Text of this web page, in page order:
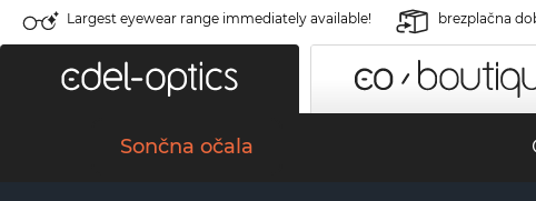
Largest eyewear range immediately available! brezplačna
Sončna očala